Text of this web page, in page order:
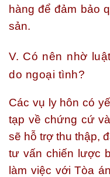
hàng để đảm bảo
sản.
V. Có nên nhờ
do ngoại tình?
Các vụ ly hôn có
tạp về chứng cứ
sẽ hỗ trợ thu thập,
tư vấn chiến lược
làm việc với Tòa